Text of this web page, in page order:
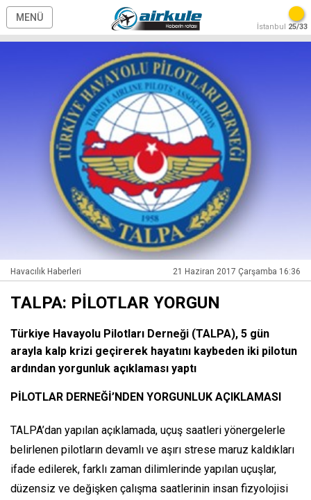
MENÜ
İstanbul 25/33
Havacılık Haberleri 21 Haziran 2017 Çarşamba 16:36
TALPA: PİLOTLAR YORGUN
Türkiye Havayolu Pilotları Derneği (TALPA), 5 gün
arayla kalp krizi geçirerek hayatını kaybeden iki pilotun
ardından yorgunluk açıklaması yaptı
PİLOTLAR DERNEĞİ’NDEN YORGUNLUK AÇIKLAMASI
TALPA’dan yapılan açıklamada, uçuş saatleri yönergelerle
belirlenen pilotların devamlı ve aşırı strese maruz kaldıkları
ifade edilerek, farklı zaman dilimlerinde yapılan uçuşlar,
düzensiz ve değişken çalışma saatlerinin insan fizyolojisi